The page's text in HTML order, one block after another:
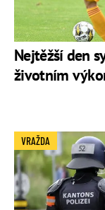
Nejtěžší den
životním
VRAŽDA